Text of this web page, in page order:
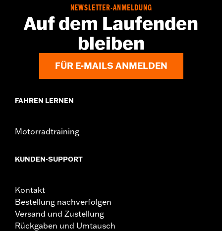
Installationsanleitung
Kollektion: Adversary
NEWSLETTER-ANMELDUNG
Auf dem Laufenden
bleiben
FÜR E-MAILS ANMELDEN
FAHREN LERNEN
Motorradtraining
KUNDEN-SUPPORT
Kontakt
Bestellung nachverfolgen
Versand und Zustellung
Rückgaben und Umtausch